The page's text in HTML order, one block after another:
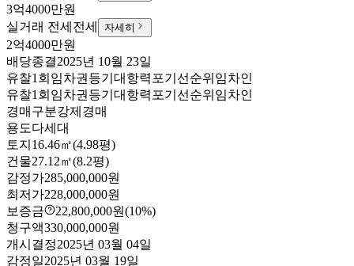
3억4000만원
실거래 전세 전세 자세히
2억4000만원
배당종결2025년 10월 23일
유찰1회 임차권등기 대항력포기 선순위임차인
유찰1회 임차권등기 대항력포기 선순위임차인
경매구분강제경매
용도다세대
토지 16.46㎡(4.98평)
건물27.12㎡(8.2평)
감정가285,000,000원
최저가228,000,000원
보증금
22,800,000원(10%)
청구액330,000,000원
개시결정2025년 03월 04일
감정일2025년 03월 19일